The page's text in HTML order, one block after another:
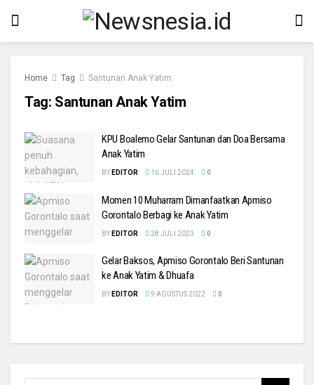
Home Tag Santunan Anak Yatim
Tag: Santunan Anak Yatim
KPU Boalemo Gelar Santunan dan Doa Bersama
Anak Yatim
BY EDITOR 16 JULI 2024 0
Momen 10 Muharram Dimanfaatkan Apmiso
Gorontalo Berbagi ke Anak Yatim
BY EDITOR 28 JULI 2023 0
Gelar Baksos, Apmiso Gorontalo Beri Santunan
ke Anak Yatim & Dhuafa
BY EDITOR 9 AGUSTUS 2022 0